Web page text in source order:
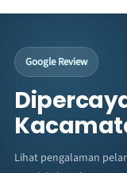
Google Review
Lihat pengalaman